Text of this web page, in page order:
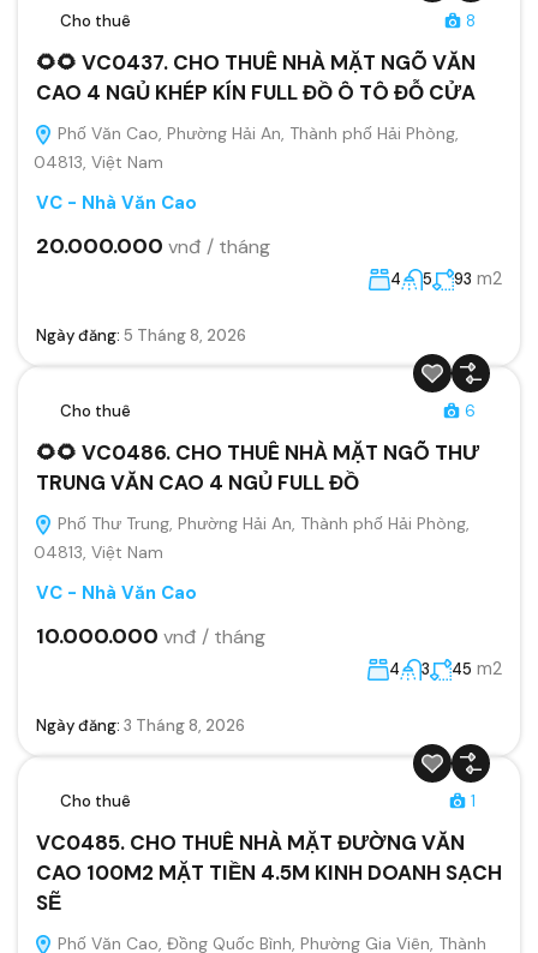
Cho thuê 8
🌻🌻 VC0437. CHO THUÊ NHÀ MẶT NGÕ VĂN
CAO 4 NGỦ KHÉP KÍN FULL ĐỒ Ô TÔ ĐỖ CỬA
Phố Văn Cao, Phường Hải An, Thành phố Hải Phòng,
04813, Việt Nam
VC - Nhà Văn Cao
20.000.000 vnđ / tháng
4 5 93 m2
Ngày đăng: 5 Tháng 8, 2026
Cho thuê 6
🌻🌻 VC0486. CHO THUÊ NHÀ MẶT NGÕ THƯ
TRUNG VĂN CAO 4 NGỦ FULL ĐỒ
Phố Thư Trung, Phường Hải An, Thành phố Hải Phòng,
04813, Việt Nam
VC - Nhà Văn Cao
10.000.000 vnđ / tháng
4 3 45 m2
Ngày đăng: 3 Tháng 8, 2026
Cho thuê 1
VC0485. CHO THUÊ NHÀ MẶT ĐƯỜNG VĂN
CAO 100M2 MẶT TIỀN 4.5M KINH DOANH SẠCH
SẼ
Phố Văn Cao, Đồng Quốc Bình, Phường Gia Viên, Thành